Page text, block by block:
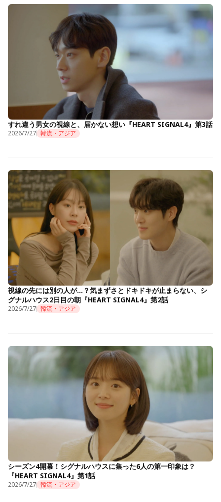
すれ違う男女の視線と、届かない想い『HEART SIGNAL4』第3話
2026/7/27 韓流・アジア
視線の先には別の人が…？気まずさとドキドキが止まらない、シ
グナルハウス2日目の朝『HEART SIGNAL4』第2話
2026/7/27 韓流・アジア
シーズン4開幕！シグナルハウスに集った6人の第一印象は？
『HEART SIGNAL4』第1話
2026/7/27 韓流・アジア